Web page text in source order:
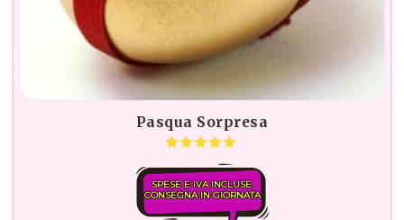
Pasqua Sorpresa
SPESE E IVA INCLUSE.
CONSEGNA IN GIORNATA